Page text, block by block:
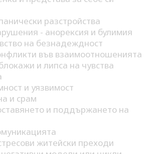
разстройства
- анорексия и булимия
на безнадеждност
във взаимоотношенията
и липса на чувства
и уязвимост
и срам
и поддържането на
житейски преходи